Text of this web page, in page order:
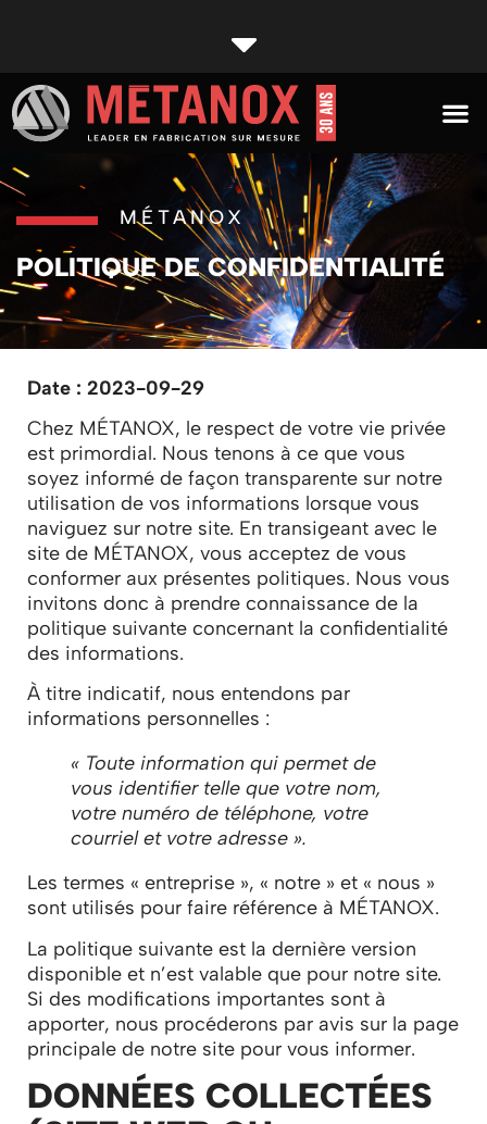
MÉTANOX
POLITIQUE DE CONFIDENTIALITÉ
Date : 2023-09-29
Chez MÉTANOX, le respect de votre vie privée
est primordial. Nous tenons à ce que vous
soyez informé de façon transparente sur notre
utilisation de vos informations lorsque vous
naviguez sur notre site. En transigeant avec le
site de MÉTANOX, vous acceptez de vous
conformer aux présentes politiques. Nous vous
invitons donc à prendre connaissance de la
politique suivante concernant la confidentialité
des informations.
À titre indicatif, nous entendons par
informations personnelles :
« Toute information qui permet de
vous identifier telle que votre nom,
votre numéro de téléphone, votre
courriel et votre adresse ».
Les termes « entreprise », « notre » et « nous »
sont utilisés pour faire référence à MÉTANOX.
La politique suivante est la dernière version
disponible et n’est valable que pour notre site.
Si des modifications importantes sont à
apporter, nous procéderons par avis sur la page
principale de notre site pour vous informer.
DONNÉES COLLECTÉES